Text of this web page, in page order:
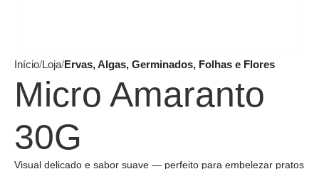
Início Loja Ervas, Algas, Germinados, Folhas e Flores
Micro Amaranto
30G
Visual delicado e sabor suave — perfeito para embelezar pratos